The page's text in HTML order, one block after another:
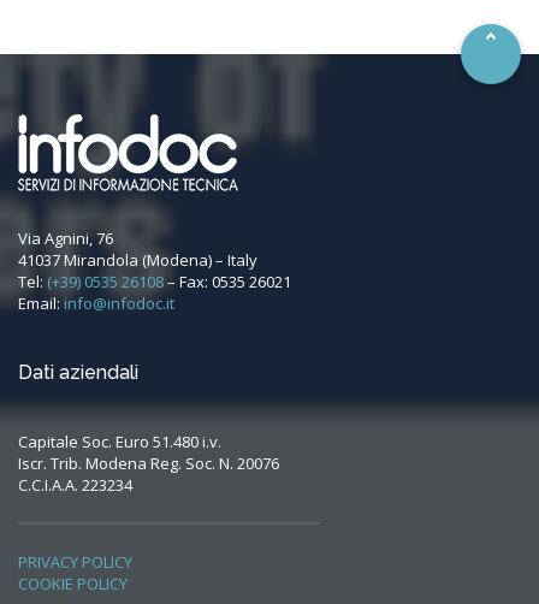
Via Agnini, 76
41037 Mirandola (Modena) – Italy
Tel: (+39) 0535 26108– Fax: 0535 26021
Email: info@infodoc.it
Dati aziendali
Capitale Soc. Euro 51.480 i.v.
Iscr. Trib. Modena Reg. Soc. N. 20076
C.C.I.A.A. 223234
PRIVACY POLICY
COOKIE POLICY